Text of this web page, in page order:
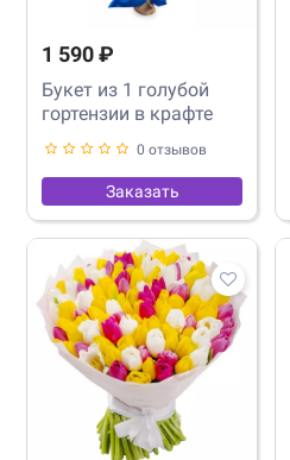
1 590 ₽
Букет из 1 голубой
гортензии в крафте
0 отзывов
Заказать